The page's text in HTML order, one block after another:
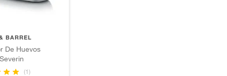
BARREL
De Huevos
(1)